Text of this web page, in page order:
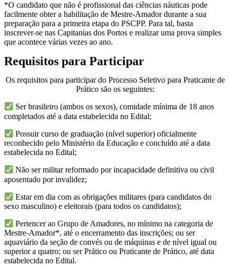
*O candidato que não é profissional das ciências náuticas pode
facilmente obter a habilitação de Mestre-Amador durante a sua
preparação para a primeira etapa do PSCPP. Para tal, basta
inscrever-se nas Capitanias dos Portos e realizar uma prova simples
que acontece várias vezes ao ano.
Requisitos para Participar
Os requisitos para participar do Processo Seletivo para Praticante de
Prático são os seguintes:
Ser brasileiro (ambos os sexos), comidade mínima de 18 anos
completados até a data estabelecida no Edital;
Possuir curso de graduação (nível superior) oficialmente
reconhecido pelo Ministério da Educação e concluído até a data
estabelecida no Edital;
Não ser militar reformado por incapacidade definitiva ou civil
aposentado por invalidez;
Estar em dia com as obrigações militares (para candidatos do
sexo masculino) e eleitorais (para todos os candidatos);
Pertencer ao Grupo de Amadores, no mínimo na categoria de
Mestre-Amador*, até o encerramento das inscrições; ou ser
aquaviário da seção de convés ou de máquinas e de nível igual ou
superior a quatro; ou ser Prático ou Praticante de Prático, até data
estabelecida no Edital.